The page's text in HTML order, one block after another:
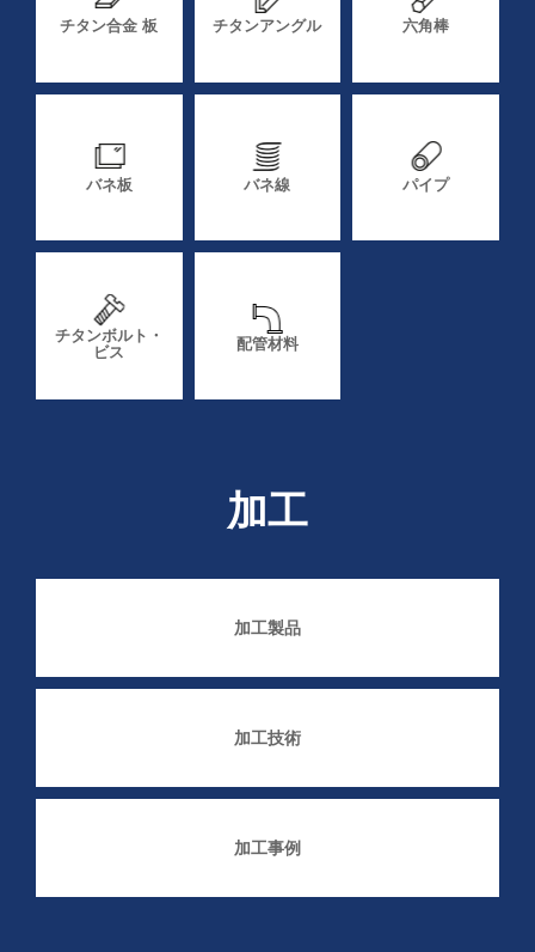
チタン合金 板 チタンアングル 六角棒
バネ板 バネ線 パイプ
チタンボルト・
ビス
配管材料
加工
加工製品
加工技術
加工事例